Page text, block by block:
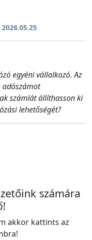
2026.05.25
egyéni vállalkozó. Az
adószámot
számlát állíthasson ki
lehetőségét?
számára
akkor kattints az